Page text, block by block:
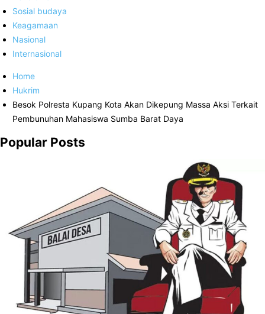
Sosial budaya
Keagamaan
Nasional
Internasional
Home
Hukrim
Besok Polresta Kupang Kota Akan Dikepung Massa Aksi Terkait
Pembunuhan Mahasiswa Sumba Barat Daya
Popular Posts